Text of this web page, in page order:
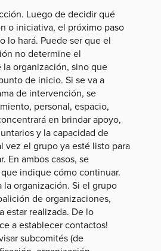
Luego de decidir qué
o iniciativa, el próximo paso
lo hará. Puede ser que el
no determine el
organización, sino que
de inicio. Si se va a
de intervención, se
personal, espacio,
en brindar apoyo,
y la capacidad de
vez el grupo ya esté listo para
En ambos casos, se
indique cómo continuar.
la organización. Si el grupo
de organizaciones,
estar realizada. De lo
a establecer contactos!
subcomités (de